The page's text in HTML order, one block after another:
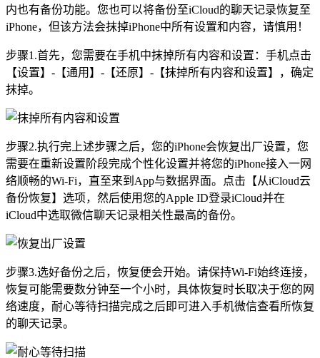
内也有备份功能。您也可以将备份至iCloud的聊天记录恢复至
iPhone，但该方法会抹掉iPhone中所有设置和内容，请慎用！
步骤1.首先，您需要在手机中抹掉所有内容和设置：手机点击
【设置】-【通用】-【还原】-【抹掉所有内容和设置】，确定
抹掉。
步骤2.执行完上述步骤之后，您的iPhone会恢复出厂设置，您
需要在重新设置阶段完成个性化设置并将您的iPhone接入一网
络顺畅的Wi-Fi，直至来到App与数据界面。点击【从iCloud云
备份恢复】选项，然后使用您的Apple ID登录iCloud并在
iCloud中选取微信聊天记录相关性最高的备份。
步骤3.选好备份之后，恢复便会开始。请保持Wi-Fi始终连接，
恢复可能需要数分钟至一个小时，具体恢复时长取决于您的网
络速度，耐心等待扫描完成之后即可进入手机微信查看所恢复
的聊天记录。